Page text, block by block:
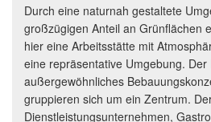
Durch eine naturnah gestaltete
großzügigen Anteil an Grünflächen
hier eine Arbeitsstätte mit
eine repräsentative Umgebung. Der
außergewöhnliches
gruppieren sich um ein Zentrum.
Dienstleistungsunternehmen,